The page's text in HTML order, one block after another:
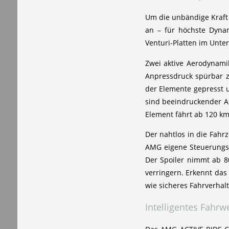
Um die unbändige
an – für höchste
Venturi-Platten im
Zwei aktive
Anpressdruck spürbar
der Elemente gepresst
sind beeindruckender
Element fährt ab 120
Der nahtlos in die
AMG eigene
Der Spoiler nimmt ab
verringern. Erkennt
wie sicheres
Intelligentes